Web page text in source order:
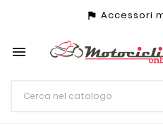
assistant_photo Accessori
